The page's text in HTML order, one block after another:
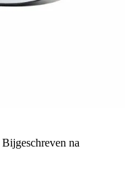
Bijgeschreven na